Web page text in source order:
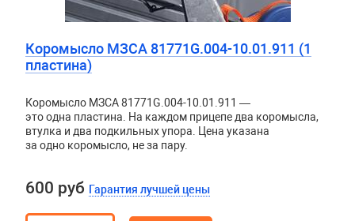
Коромысло МЗСА 81771G.004-10.01.911 (1
пластина)
Коромысло МЗСА 81771G.004-10.01.911 —
это одна пластина. На каждом прицепе два коромысла,
втулка и два подкильных упора. Цена указана
за одно коромысло, не за пару.
600 руб Гарантия лучшей цены